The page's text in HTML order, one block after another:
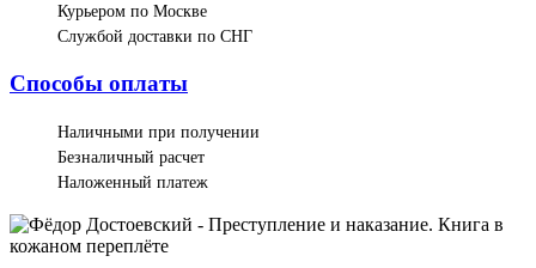
Курьером по Москве
Службой доставки по СНГ
Способы оплаты
Наличными при получении
Безналичный расчет
Наложенный платеж